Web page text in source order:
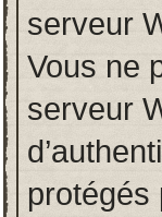
serveur
Vous ne
serveur
protégés